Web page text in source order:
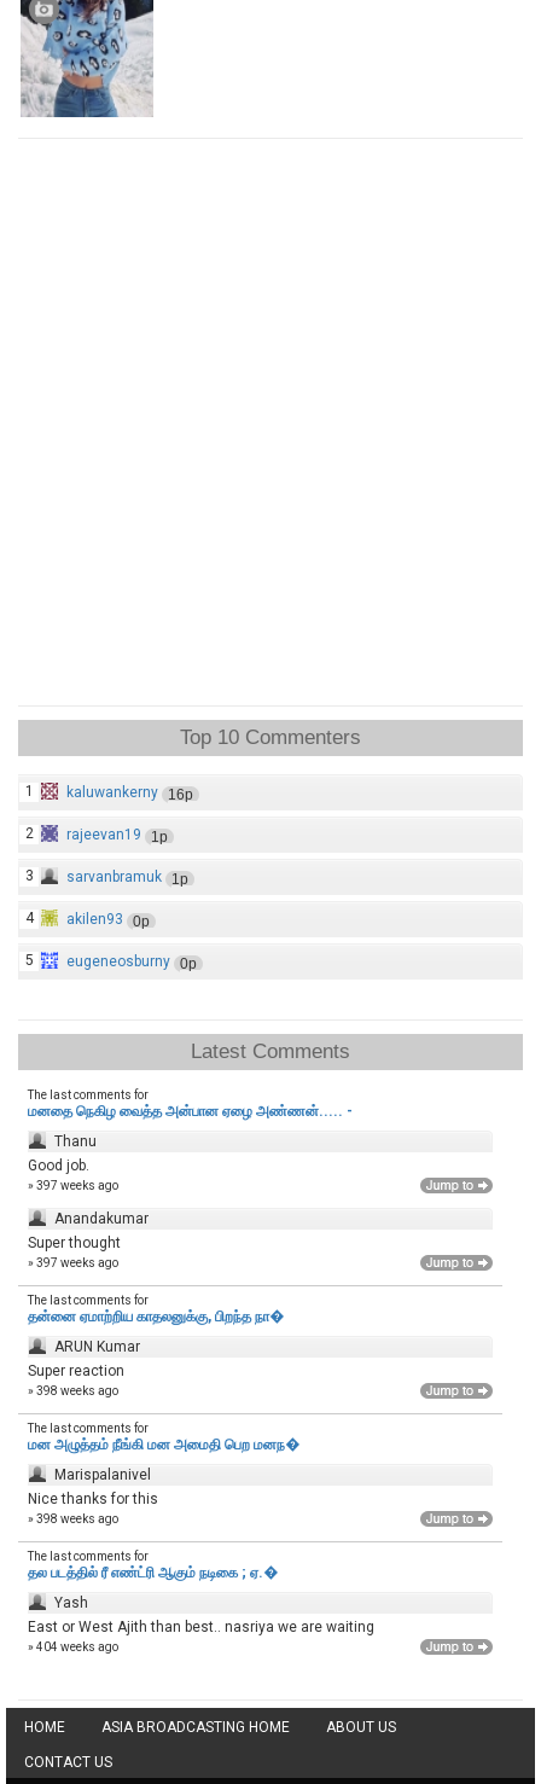
Top 10 Commenters
1 kaluwankerny 16p
2 rajeevan19 1p
3 sarvanbramuk 1p
4 akilen93 0p
5 eugeneosburny 0p
Latest Comments
The last comments for
மனதை நெகிழ வைத்த அன்பான ஏழை அண்ணன்..... -
Thanu
Good job.
» 397 weeks ago
Anandakumar
Super thought
» 397 weeks ago
The last comments for
தன்னை ஏமாற்றிய காதலனுக்கு, பிறந்த நா�
ARUN Kumar
Super reaction
» 398 weeks ago
The last comments for
மன அழுத்தம் நீங்கி மன அமைதி பெற‌ மனந�
Marispalanivel
Nice thanks for this
» 398 weeks ago
The last comments for
தல படத்தில் ரீ எண்ட்ரி ஆகும் நடிகை ; ஏ.�
Yash
East or West Ajith than best.. nasriya we are waiting
» 404 weeks ago
HOME ASIA BROADCASTING HOME ABOUT US
CONTACT US